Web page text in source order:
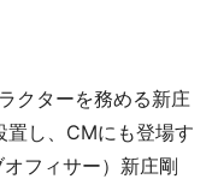
クターを務める新庄
置し、CMにも登場す
フィサー）新庄剛